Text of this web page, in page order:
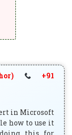
+91
in Microsoft
how to use it